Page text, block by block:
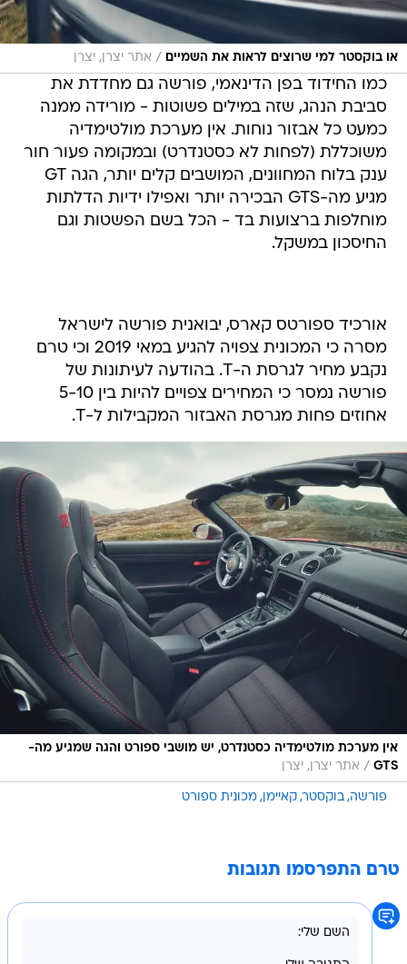
או בוקסטר למי שרוצים לראות את השמיים / אתר יצרן, יצרן
כמו החידוד בפן הדינאמי, פורשה גם מחדדת את
סביבת הנהג, שזה במילים פשוטות - מורידה ממנה
כמעט כל אבזור נוחות. אין מערכת מולטימדיה
משוכללת (לפחות לא כסטנדרט) ובמקומה פעור חור
ענק בלוח המחוונים, המושבים קלים יותר, הגה GT
מגיע מה-GTS הבכירה יותר ואפילו ידיות הדלתות
מוחלפות ברצועות בד - הכל בשם הפשטות וגם
החיסכון במשקל.
אורכיד ספורטס קארס, יבואנית פורשה לישראל
מסרה כי המכונית צפויה להגיע במאי 2019 וכי טרם
נקבע מחיר לגרסת ה-T. בהודעה לעיתונות של
פורשה נמסר כי המחירים צפויים להיות בין 5-10
אחוזים פחות מגרסת האבזור המקבילות ל-T.
אין מערכת מולטימדיה כסטנדרט, יש מושבי ספורט והגה שמגיע מה-
GTS
/ אתר יצרן, יצרן
פורשה בוקסטר קאיימן מכונית ספורט
טרם התפרסמו תגובות